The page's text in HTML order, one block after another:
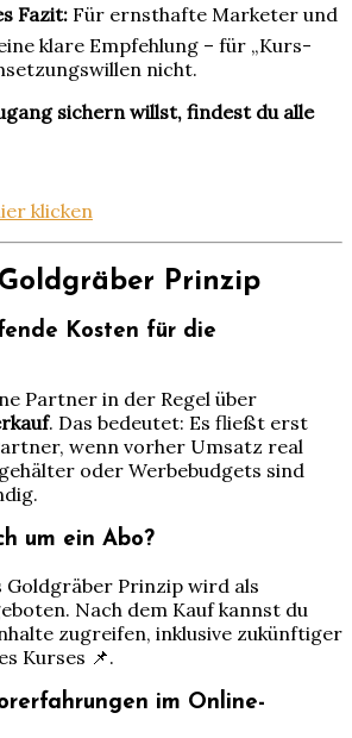
Fazit: Für ernsthafte Marketer und
klare Empfehlung – für „Kurs-
nicht.
sichern willst, findest du alle
Prinzip
Kosten für die
Partner in der Regel über
. Das bedeutet: Es fließt erst
wenn vorher Umsatz real
oder Werbebudgets sind
um ein Abo?
Goldgräber Prinzip wird als
Nach dem Kauf kannst du
zugreifen, inklusive zukünftiger
Kurses 📌.
im Online-